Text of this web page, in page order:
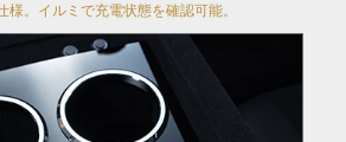
様。イルミで充電状態を確認可能。